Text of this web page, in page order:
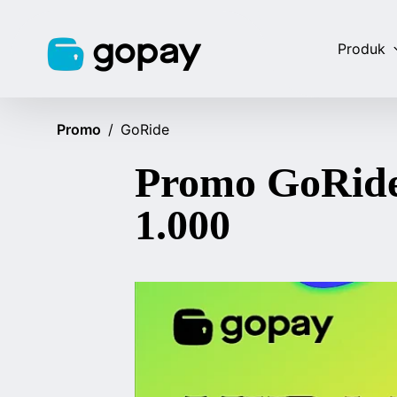
Produk
Promo / GoRide
Promo
1.000